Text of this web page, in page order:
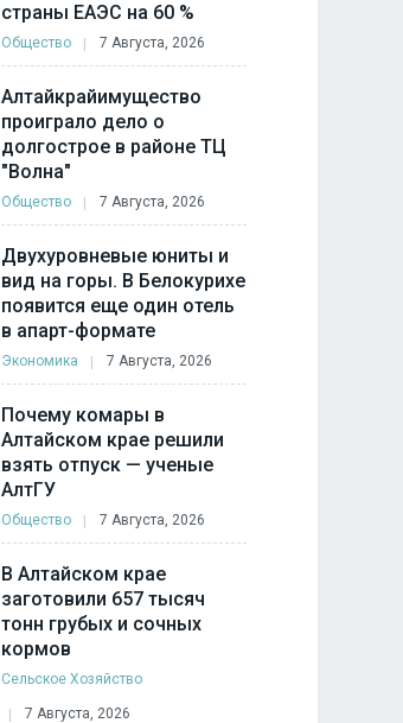
страны ЕАЭС на 60 %
Общество 7 Августа, 2026
Алтайкрайимущество
проиграло дело о
долгострое в районе ТЦ
"Волна"
Общество 7 Августа, 2026
Двухуровневые юниты и
вид на горы. В Белокурихе
появится еще один отель
в апарт-формате
Экономика 7 Августа, 2026
Почему комары в
Алтайском крае решили
взять отпуск — ученые
АлтГУ
Общество 7 Августа, 2026
В Алтайском крае
заготовили 657 тысяч
тонн грубых и сочных
кормов
Сельское Хозяйство
7 Августа, 2026